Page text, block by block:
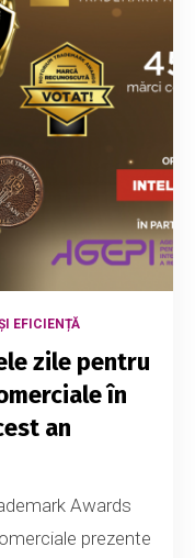
EFICIENȚĂ
zile pentru
în
an
Awards
prezente